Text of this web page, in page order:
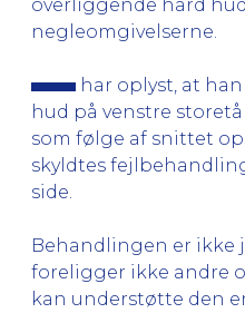
overliggende hård
negleomgivelserne.
har oplyst, at
hud på venstre
som følge af snittet
skyldtes
side.
Behandlingen er ikke
foreligger ikke andre
kan understøtte den